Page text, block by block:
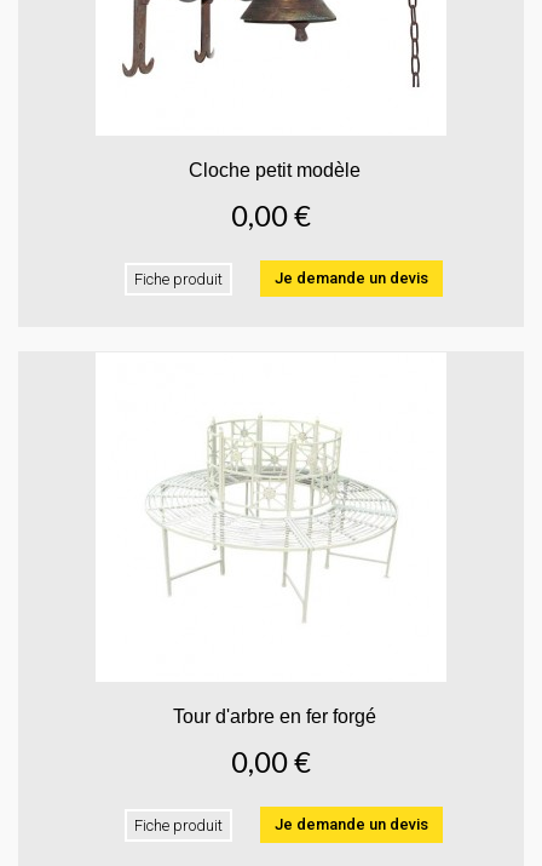
Cloche petit modèle
0,00 €
Fiche produit Je demande un devis
Tour d'arbre en fer forgé
0,00 €
Fiche produit Je demande un devis